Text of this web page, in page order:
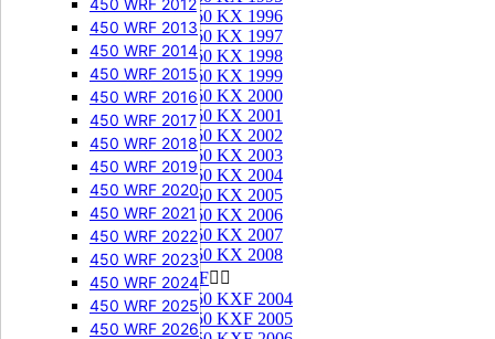
450 WRF 2012
450 WRF 2013
450 WRF 2014
450 WRF 2015
450 WRF 2016
450 WRF 2017
450 WRF 2018
450 WRF 2019
450 WRF 2020
450 WRF 2021
450 WRF 2022
450 WRF 2023
450 WRF 2024
450 WRF 2025
450 WRF 2026
250 KX 1996
250 KX 1997
250 KX 1998
250 KX 1999
250 KX 2000
250 KX 2001
250 KX 2002
250 KX 2003
250 KX 2004
250 KX 2005
250 KX 2006
250 KX 2007
250 KX 2008
250 KXF 
250 KXF 2004
250 KXF 2005